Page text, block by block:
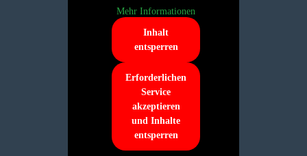
Mehr Informationen
Inhalt
entsperren
Erforderlichen
Service
akzeptieren
und Inhalte
entsperren